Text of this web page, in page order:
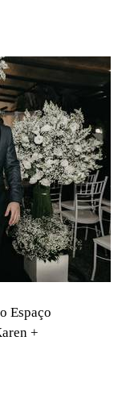
Espaço
+